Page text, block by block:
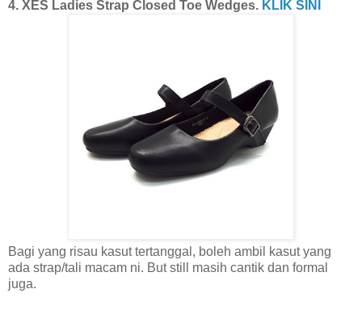
4. XES Ladies Strap Closed Toe Wedges. KLIK SINI
Bagi yang risau kasut tertanggal, boleh ambil kasut yang
ada strap/tali macam ni. But still masih cantik dan formal
juga.